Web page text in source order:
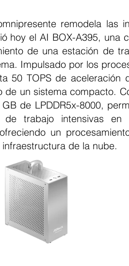
remodela las
hoy el AI BOX-A395, una
de una estación de
Impulsado por los
50 TOPS de aceleración
de un sistema compacto.
de LPDDR5x-8000,
trabajo intensivas en
un
de la nube.